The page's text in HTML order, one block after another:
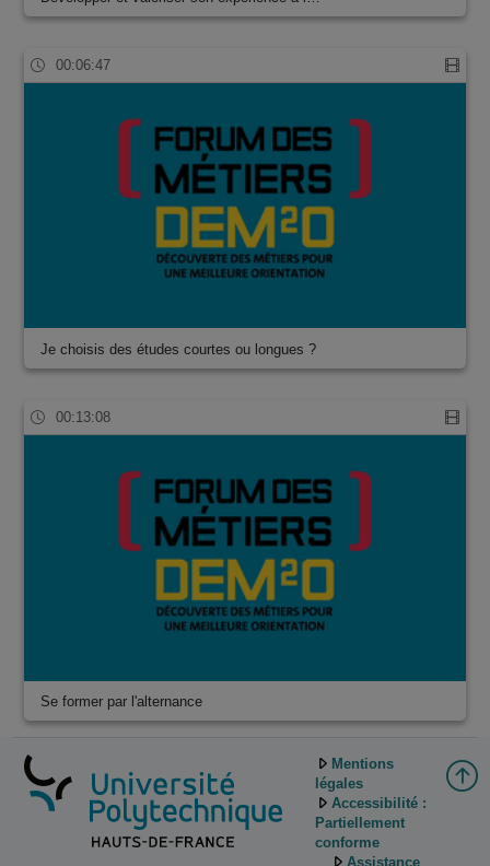
00:06:47
Je choisis des études courtes ou longues ?
00:13:08
Se former par l'alternance
Mentions
légales
Accessibilité :
Partiellement
conforme